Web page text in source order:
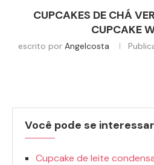
CUPCAKES DE CHÁ
CUPCAKE
escrito por Angelcosta
Você pode se
Cupcake de leite